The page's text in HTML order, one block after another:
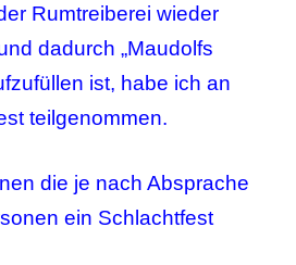
Rumtreiberei wieder
dadurch „Maudolfs
ist, habe ich an
teilgenommen.
die je nach Absprache
ein Schlachtfest